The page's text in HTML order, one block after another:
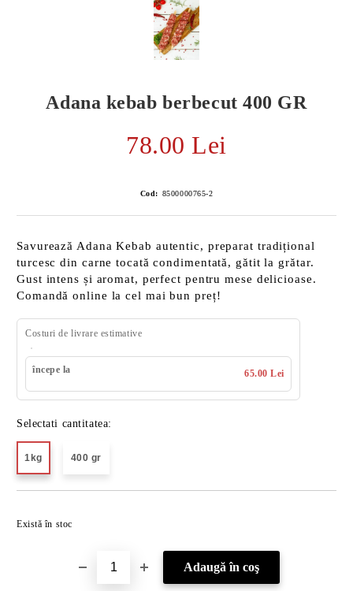
Adana kebab berbecut 400 GR
78.00 Lei
Cod: 8500000765-2
Savurează Adana Kebab autentic, preparat tradițional
turcesc din carne tocată condimentată, gătit la grătar.
Gust intens și aromat, perfect pentru mese delicioase.
Comandă online la cel mai bun preț!
Costuri de livrare estimative
începe la 65.00 Lei
Selectati cantitatea:
1kg 400 gr
Există în stoc